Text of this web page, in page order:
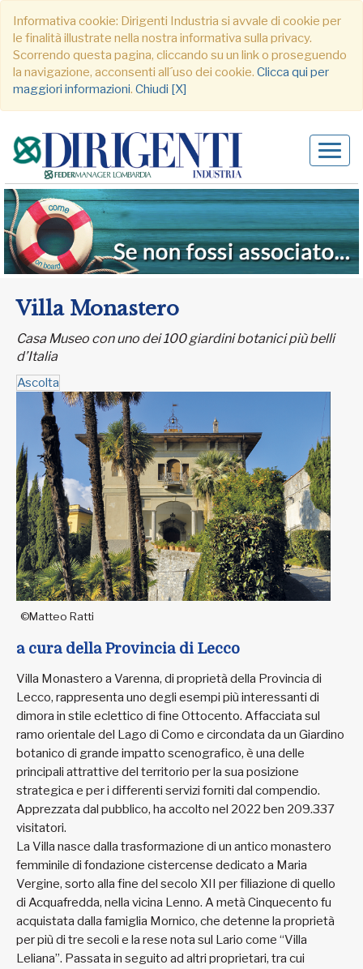
Informativa cookie: Dirigenti Industria si avvale di cookie per
le finalità illustrate nella nostra informativa sulla privacy.
Scorrendo questa pagina, cliccando su un link o proseguendo
la navigazione, acconsenti all´uso dei cookie. Clicca qui per
maggiori informazioni. Chiudi [X]
Villa Monastero
Casa Museo con uno dei 100 giardini botanici più belli
d’Italia
Ascolta
©Matteo Ratti
a cura della Provincia di Lecco
Villa Monastero a Varenna, di proprietà della Provincia di
Lecco, rappresenta uno degli esempi più interessanti di
dimora in stile eclettico di fine Ottocento. Affacciata sul
ramo orientale del Lago di Como e circondata da un Giardino
botanico di grande impatto scenografico, è una delle
principali attrattive del territorio per la sua posizione
strategica e per i differenti servizi forniti dal compendio.
Apprezzata dal pubblico, ha accolto nel 2022 ben 209.337
visitatori.
La Villa nasce dalla trasformazione di un antico monastero
femminile di fondazione cistercense dedicato a Maria
Vergine, sorto alla fine del secolo XII per filiazione di quello
di Acquafredda, nella vicina Lenno. A metà Cinquecento fu
acquistata dalla famiglia Mornico, che detenne la proprietà
per più di tre secoli e la rese nota sul Lario come “Villa
Leliana”. Passata in seguito ad altri proprietari, tra cui